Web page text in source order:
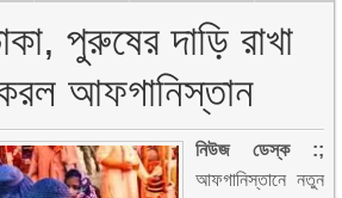
পুরুষের দাড়ি রাখা
আফগানিস্তান
নিউজ ডেস্ক :;
আফগানিস্তানে নতুন